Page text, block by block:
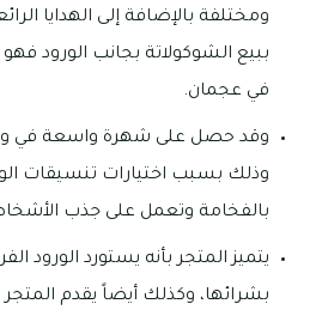
ومختلفة بالإضافة إلى الهدايا
ببيع الشوكولاتة بجانب الورود
في عجمان.
وقد حصل على شهرة واسعة في
وذلك بسبب اختيارات تنسيقات
بالفخامة وتعمل على جذب
يتميز المتجر بأنه يستورد الورود
بشرائها، وكذلك أيضاً يقدم